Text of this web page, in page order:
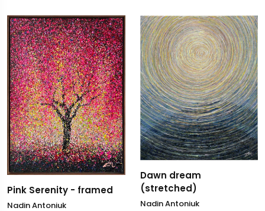
Pink Serenity - framed
Nadin Antoniuk
Dawn dream
(stretched)
Nadin Antoniuk